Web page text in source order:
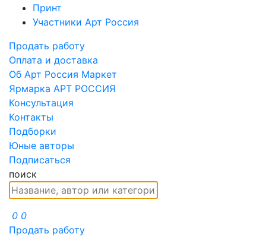
Принт
Участники Арт Россия
Продать работу
Оплата и доставка
Об Арт Россия Маркет
Ярмарка АРТ РОССИЯ
Консультация
Контакты
Подборки
Юные авторы
Подписаться
поиск
0 0
Продать работу